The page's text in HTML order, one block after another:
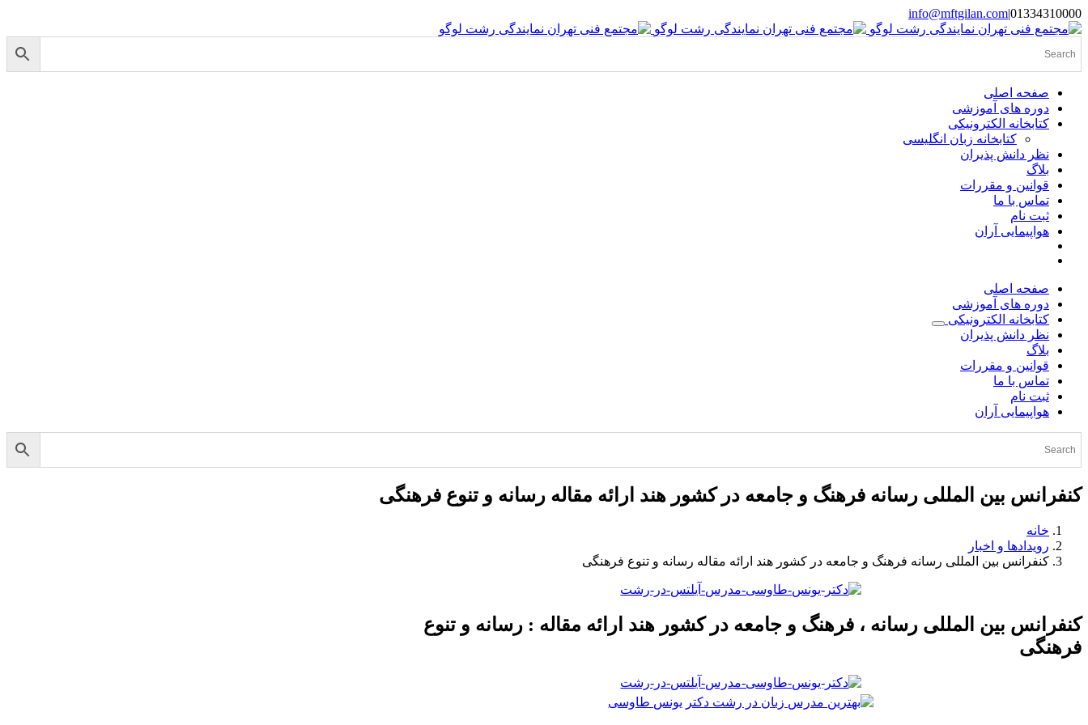
Skip
to
content
01334310000
|
info@mftgilan.com
Instagram
LinkedIn
صفحه اصلی
دوره های آموزشی
کتابخانه الکترونیکی
کتابخانه زبان انگلیسی
نظر دانش پذیران
بلاگ
قوانین و مقررات
تماس با ما
ثبت نام
هواپیمایی آران
صفحه اصلی
دوره های آموزشی
کتابخانه الکترونیکی
نظر دانش پذیران
بلاگ
قوانین و مقررات
تماس با ما
ثبت نام
هواپیمایی آران
کنفرانس بین المللی رسانه فرهنگ و جامعه در کشور هند ارائه مقاله رسانه و تنوع فرهنگی
خانه
رویدادها و اخبار
کنفرانس بین المللی رسانه فرهنگ و جامعه در کشور هند ارائه مقاله رسانه و تنوع فرهنگی
کنفرانس بین المللی رسانه ، فرهنگ و جامعه در کشور هند ارائه مقاله : رسانه و تنوع
فرهنگی